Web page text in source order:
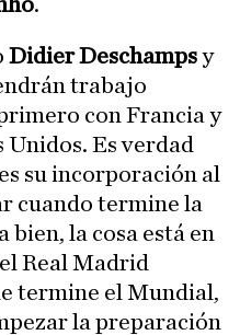
Didier Deschampsy
trabajo
con Francia y
Unidos. Es verdad
su incorporación al
cuando termine la
bien, la cosa está en
Real Madrid
termine el Mundial,
la preparación